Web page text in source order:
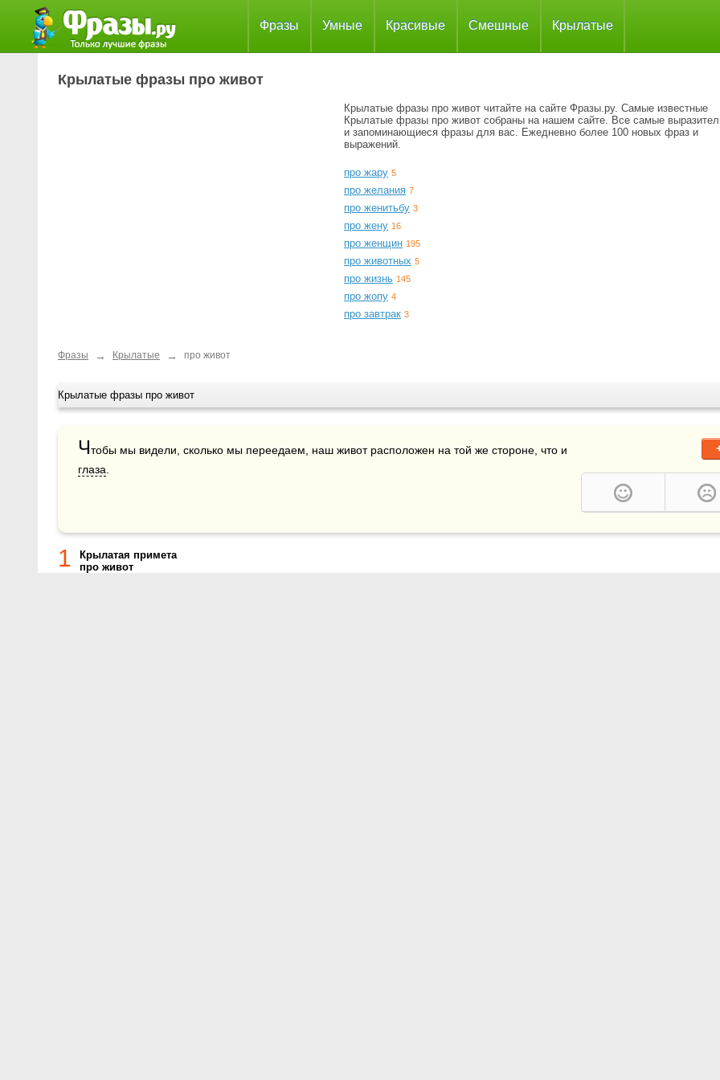
Фразы Умные Красивые Смешные Крылатые
Крылатые фразы про живот
Крылатые фразы про живот читайте на сайте Фразы.ру. Самые известные
Крылатые фразы про живот собраны на нашем сайте. Все самые
и запоминающиеся фразы для вас. Ежедневно более 100 новых фраз и
выражений.
про жару 5
про желания 7
про женитьбу 3
про жену 16
про женщин 195
про животных 5
про жизнь 145
про жопу 4
про завтрак 3
Фразы → Крылатые → про живот
Крылатые фразы про живот
Ч
глаза
1
Крылатая примета
про живот